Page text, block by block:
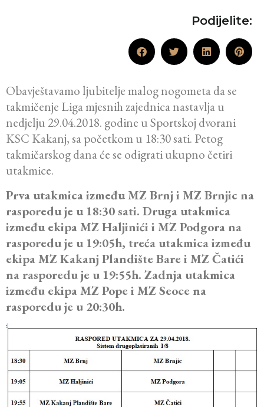
Podijelite:
Obavještavamo ljubitelje malog nogometa da se
takmičenje Liga mjesnih zajednica nastavlja u
nedjelju 29.04.2018. godine u Sportskoj dvorani
KSC Kakanj, sa početkom u 18:30 sati. Petog
takmičarskog dana će se odigrati ukupno četiri
utakmice.
Prva utakmica između MZ Brnj i MZ Brnjic na
rasporedu je u 18:30 sati. Druga utakmica
između ekipa MZ Haljinići i MZ Podgora na
rasporedu je u 19:05h, treća utakmica između
ekipa MZ Kakanj Plandište Bare i MZ Čatići
na rasporedu je u 19:55h. Zadnja utakmica
između ekipa MZ Pope i MZ Seoce na
rasporedu je u 20:30h.